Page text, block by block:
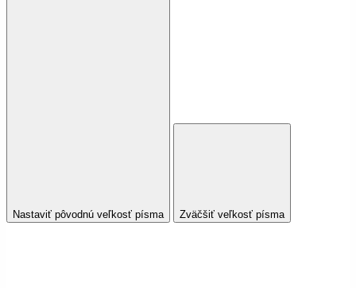
Nastaviť pôvodnú veľkosť písma Zväčšiť veľkosť písma